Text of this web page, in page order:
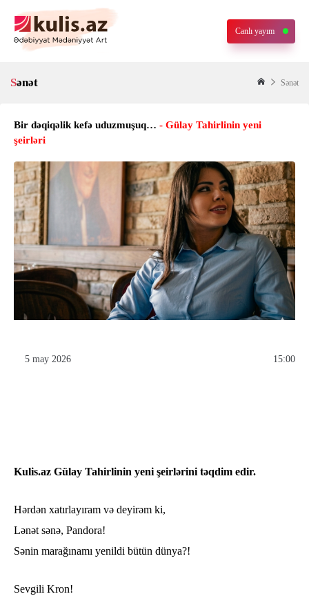
Canlı yayım
Sənət Sənət
Bir dəqiqəlik kefə uduzmuşuq… - Gülay Tahirlinin yeni
şeirləri
5 may 2026 15:00
Kulis.az Gülay Tahirlinin yeni şeirlərini təqdim edir.
Hərdən xatırlayıram və deyirəm ki,
Lənət sənə, Pandora!
Sənin marağınamı yenildi bütün dünya?!
Sevgili Kron!